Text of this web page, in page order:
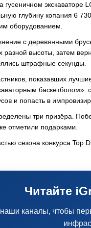
экскаваторе
глубину копания 6
оборудованием.
с деревянными
разной высоты, затем
штрафные секунды.
показавших
и попасть в
три призёра.
отметили подарками.
сезона конкурса
Читайте
каналы, чтобы